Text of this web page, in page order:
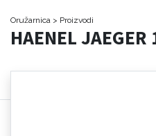
Oružarnica > Proizvodi
HAENEL JAEGER